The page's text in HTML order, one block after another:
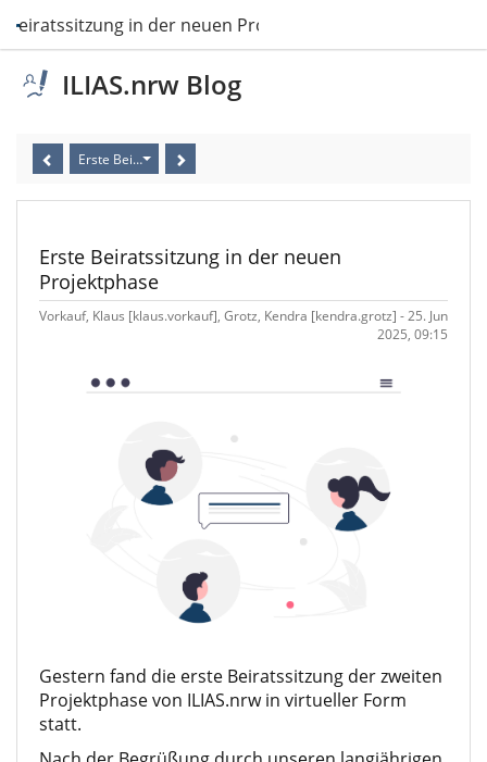
Beiratssitzung in der neuen Projektphase
ILIAS.nrw Blog
Erste Beiratssitzung in der neuen Projektphase
Erste Beiratssitzung in der neuen
Projektphase
Vorkauf, Klaus [klaus.vorkauf], Grotz, Kendra [kendra.grotz] - 25. Jun
2025, 09:15
Gestern fand die erste Beiratssitzung der zweiten
Projektphase von ILIAS.nrwin virtueller Form
statt.